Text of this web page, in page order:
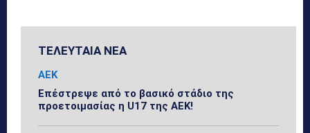
ΤΕΛΕΥΤΑΙΑ ΝΕΑ
ΑΕΚ
Επέστρεψε από το βασικό στάδιο της
προετοιμασίας η U17 της ΑΕΚ!